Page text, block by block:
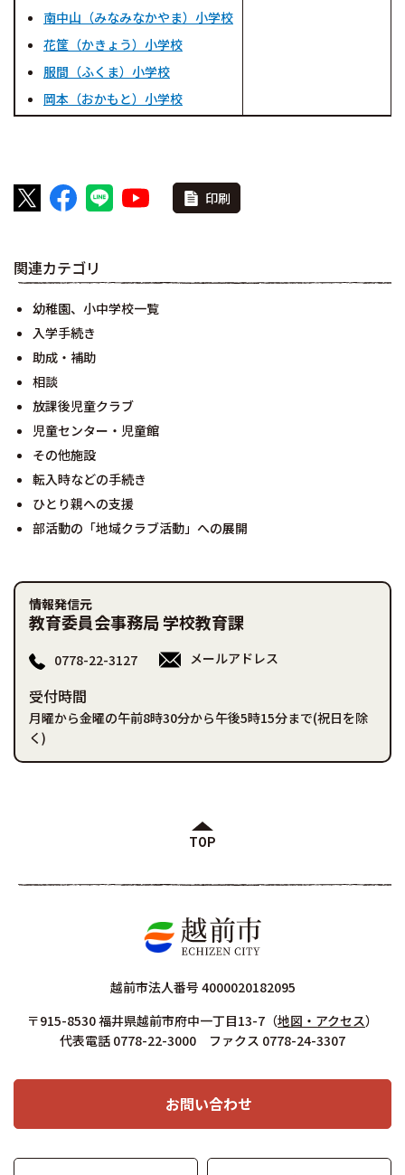
南中山（みなみなかやま）小学校
花筐（かきょう）小学校
服間（ふくま）小学校
岡本（おかもと）小学校
印刷
関連カテゴリ
幼稚園、小中学校一覧
入学手続き
助成・補助
相談
放課後児童クラブ
児童センター・児童館
その他施設
転入時などの手続き
ひとり親への支援
部活動の「地域クラブ活動」への展開
情報発信元
教育委員会事務局 学校教育課
0778-22-3127 メールアドレス
受付時間
月曜から金曜の午前8時30分から午後5時15分まで(祝日を除
く)
TOP
越前市法人番号 4000020182095
〒915-8530 福井県越前市府中一丁目13-7 （地図・アクセス）
代表電話 0778-22-3000 ファクス 0778-24-3307
お問い合わせ